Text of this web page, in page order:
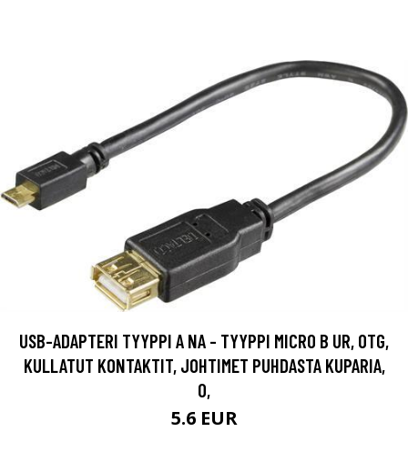
USB-ADAPTERI TYYPPI A NA - TYYPPI MICRO B UR, OTG,
KULLATUT KONTAKTIT, JOHTIMET PUHDASTA KUPARIA,
0,
5.6 EUR